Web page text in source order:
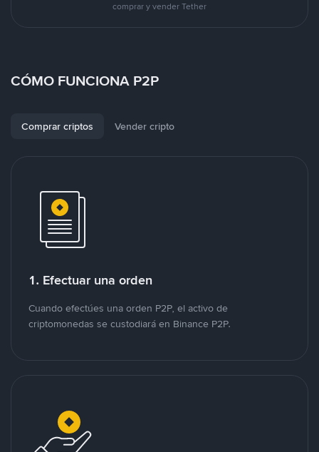
comprar y vender Tether
CÓMO FUNCIONA P2P
Comprar criptos Vender cripto
1. Efectuar una orden
Cuando efectúes una orden P2P, el activo de
criptomonedas se custodiará en Binance P2P.